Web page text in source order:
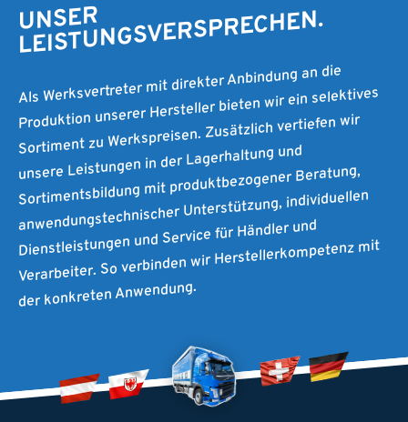
UNSER
LEISTUNGSVERSPRECHEN.
Als Werksvertreter mit direkter Anbindung an die
Produktion unserer Hersteller bieten wir ein selektives
Sortiment zu Werkspreisen. Zusätzlich vertiefen wir
unsere Leistungen in der Lagerhaltung und
Sortimentsbildung mit produktbezogener Beratung,
anwendungstechnischer Unterstützung, individuellen
Dienstleistungen und Service für Händler und
Verarbeiter. So verbinden wir Herstellerkompetenz mit
der konkreten Anwendung.